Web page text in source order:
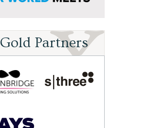
Gold Partners